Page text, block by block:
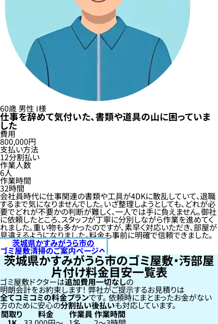
60歳 男性 I様
仕事を辞めて気付いた、書類や道具の山に困っていま
した
費用
800,000円
支払い方法
12分割払い
作業人数
6人
作業時間
32時間
会社員時代に仕事関連の書類や工具が4DKに散乱していて、退職
するまで気になりませんでした。いざ整理しようとしても、どれが必
要でどれが不要かの判断が難しく、一人では手に負えません。御社
に依頼したところ、スタッフが丁寧に分別しながら作業を進めてく
れました。重い物も多かったのですが、素早く対応いただき、部屋が
見違えるようになりました。料金も事前に明確で信頼できました。
茨城県かすみがうら市の
ゴミ屋敷清掃のご案内ページへ
茨城県かすみがうら市のゴミ屋敷・汚部屋
片付け料金目安一覧表
ゴミ屋敷ドクターは追加費用一切なしの
明朗会計をお約束します！弊社がご提示するお見積りは
全てコミコミの料金プランです。依頼時にまとまったお金がない
方のために安心の分割払い後払いも対応しています。
間取り 料金 作業員 作業時間